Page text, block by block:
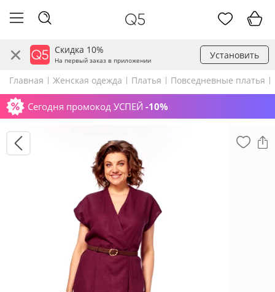
Скидка 10%
На первый заказ в приложении Установить
Главная Женская одежда Платья Повседневные платья
Сегодня промокод УСПЕЙ -10%